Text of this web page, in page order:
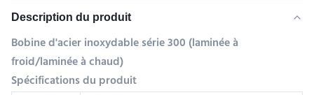
Description du produit
Bobine d'acier inoxydable série 300 (laminée à
froid/laminée à chaud)
Spécifications du produit